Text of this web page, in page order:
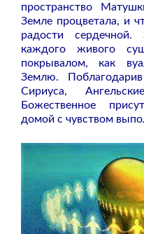
пространство
Земле процветала, и
радости сердечной.
каждого живого
покрывалом, как
Землю.
Сириуса,
Божественное
домой с чувством